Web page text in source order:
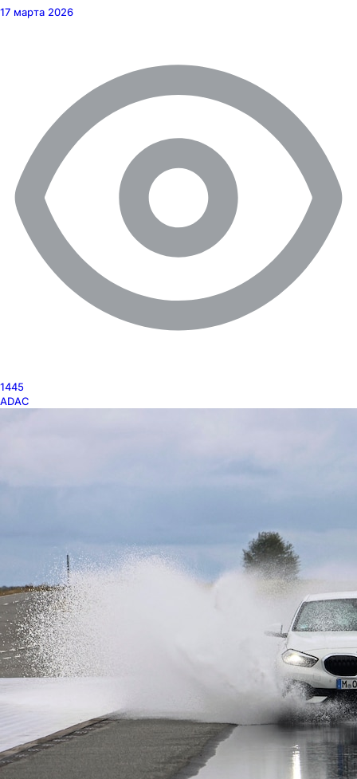
17 марта 2026
1445
ADAC